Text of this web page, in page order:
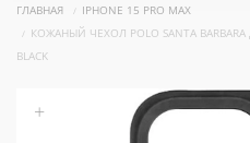
ГЛАВНАЯ
IPHONE 15 PRO MAX
КОЖАНЫЙ ЧЕХОЛ POLO SANTA BARBARA
BLACK
+